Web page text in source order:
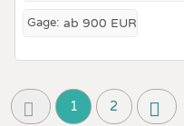
Gage: ab 900 EUR
1 2